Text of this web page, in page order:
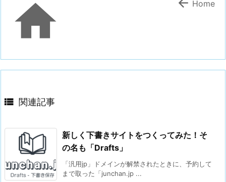
 Home
 関連記事
新しく下書きサイトをつくってみた！そ
の名も「Drafts」
「汎用jp」ドメインが解禁されたときに、予約して
まで取った「junchan.jp ...